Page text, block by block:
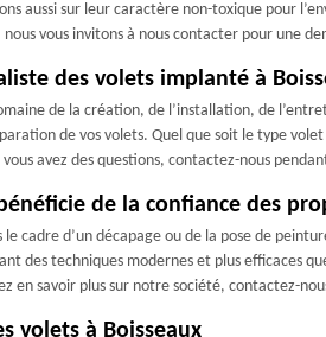
aussi sur leur caractère non-toxique pour
vous invitons à nous contacter pour une
des volets implanté à
de la création, de l’installation, de
de vos volets. Quel que soit le type
avez des questions, contactez-nous
de la confiance des
cadre d’un décapage ou de la pose de
des techniques modernes et plus efficaces
en savoir plus sur notre société, contactez-
volets à Boisseaux